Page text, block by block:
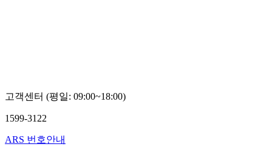
고객센터 (평일: 09:00~18:00)
1599-3122
ARS 번호안내